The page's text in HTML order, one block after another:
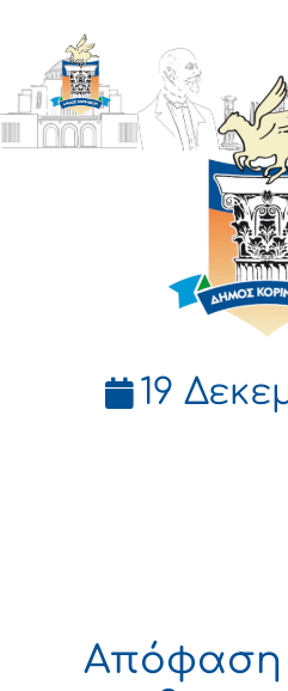
ΔΗΜΟΣ
ΚΟΡΙΝΘΙΩΝ
19
Απόφαση